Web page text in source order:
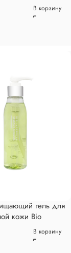
В корзину
гель для
кожи Bio
Cleanser,В корзину